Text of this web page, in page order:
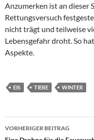
Anzumerken ist an dieser
Rettungsversuch
nicht trägt und teilweise
Lebensgefahr droht. So
Aspekte.
EIS TIERE WINTER
VORHERIGER BEITRAG